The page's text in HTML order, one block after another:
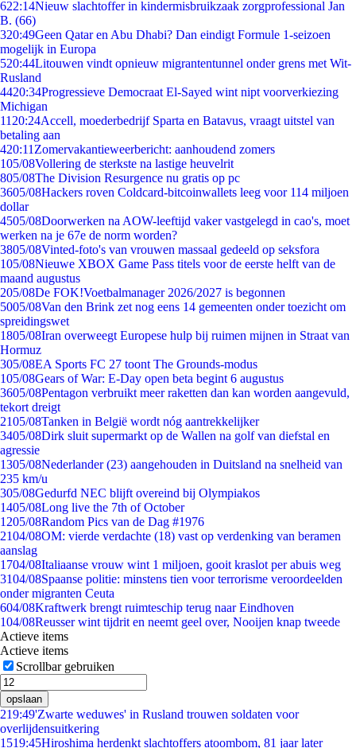
622:14Nieuw slachtoffer in kindermisbruikzaak zorgprofessional Jan
B. (66)
320:49Geen Qatar en Abu Dhabi? Dan eindigt Formule 1-seizoen
mogelijk in Europa
520:44Litouwen vindt opnieuw migrantentunnel onder grens met Wit-
Rusland
4420:34Progressieve Democraat El-Sayed wint nipt voorverkiezing
Michigan
11 20:24Accell, moederbedrijf Sparta en Batavus, vraagt uitstel van
betaling aan
420:11 Zomervakantieweerbericht: aanhoudend zomers
105/08Vollering de sterkste na lastige heuvelrit
805/08The Division Resurgence nu gratis op pc
3605/08Hackers roven Coldcard-bitcoinwallets leeg voor 114 miljoen
dollar
4505/08Doorwerken na AOW-leeftijd vaker vastgelegd in cao's, moet
werken na je 67e de norm worden?
3805/08Vinted-foto's van vrouwen massaal gedeeld op seksfora
105/08Nieuwe XBOX Game Pass titels voor de eerste helft van de
maand augustus
205/08De FOK!Voetbalmanager 2026/2027 is begonnen
5005/08Van den Brink zet nog eens 14 gemeenten onder toezicht om
spreidingswet
1805/08Iran overweegt Europese hulp bij ruimen mijnen in Straat van
Hormuz
305/08EA Sports FC 27 toont The Grounds-modus
105/08Gears of War: E-Day open beta begint 6 augustus
3605/08Pentagon verbruikt meer raketten dan kan worden aangevuld,
tekort dreigt
2105/08Tanken in België wordt nóg aantrekkelijker
3405/08Dirk sluit supermarkt op de Wallen na golf van diefstal en
agressie
1305/08Nederlander (23) aangehouden in Duitsland na snelheid van
235 km/u
305/08Gedurfd NEC blijft overeind bij Olympiakos
1405/08Long live the 7th of October
1205/08Random Pics van de Dag #1976
2104/08OM: vierde verdachte (18) vast op verdenking van beramen
aanslag
1704/08Italiaanse vrouw wint 1 miljoen, gooit kraslot per abuis weg
3104/08Spaanse politie: minstens tien voor terrorisme veroordeelden
onder migranten Ceuta
604/08Kraftwerk brengt ruimteschip terug naar Eindhoven
104/08Reusser wint tijdrit en neemt geel over, Nooijen knap tweede
Actieve items
Actieve items
Scrollbar gebruiken
opslaan
219:49'Zwarte weduwes' in Rusland trouwen soldaten voor
overlijdensuitkering
1519:45Hiroshima herdenkt slachtoffers atoombom, 81 jaar later